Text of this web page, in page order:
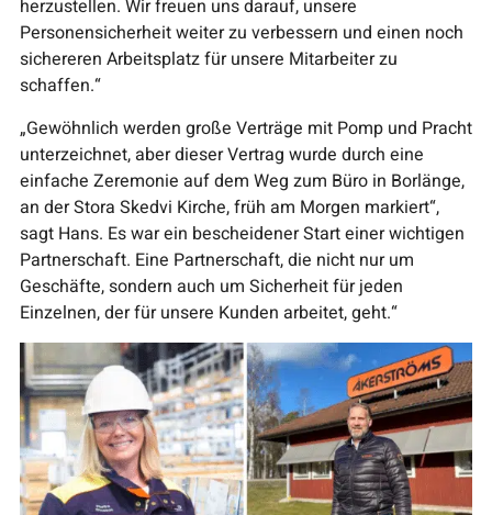
herzustellen. Wir freuen uns darauf, unsere
Personensicherheit weiter zu verbessern und einen noch
sichereren Arbeitsplatz für unsere Mitarbeiter zu
schaffen.“
„Gewöhnlich werden große Verträge mit Pomp und Pracht
unterzeichnet, aber dieser Vertrag wurde durch eine
einfache Zeremonie auf dem Weg zum Büro in Borlänge,
an der Stora Skedvi Kirche, früh am Morgen markiert“,
sagt Hans. Es war ein bescheidener Start einer wichtigen
Partnerschaft. Eine Partnerschaft, die nicht nur um
Geschäfte, sondern auch um Sicherheit für jeden
Einzelnen, der für unsere Kunden arbeitet, geht.“